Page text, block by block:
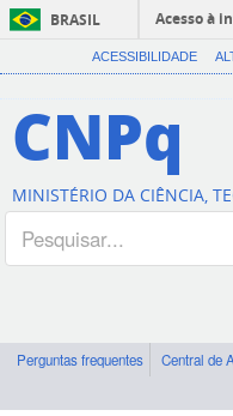
BRASIL
Acesso à
ACESSIBILIDADE
CNPq
MINISTÉRIO DA CIÊNCIA,
Perguntas frequentes Central de